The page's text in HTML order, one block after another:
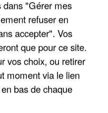
dans "Gérer mes
refuser en
accepter". Vos
que pour ce site.
vos choix, ou retirer
moment via le lien
bas de chaque